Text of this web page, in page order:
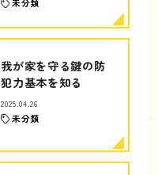
未分類
我が家を守る鍵の防
犯力基本を知る
2025.04.26
未分類